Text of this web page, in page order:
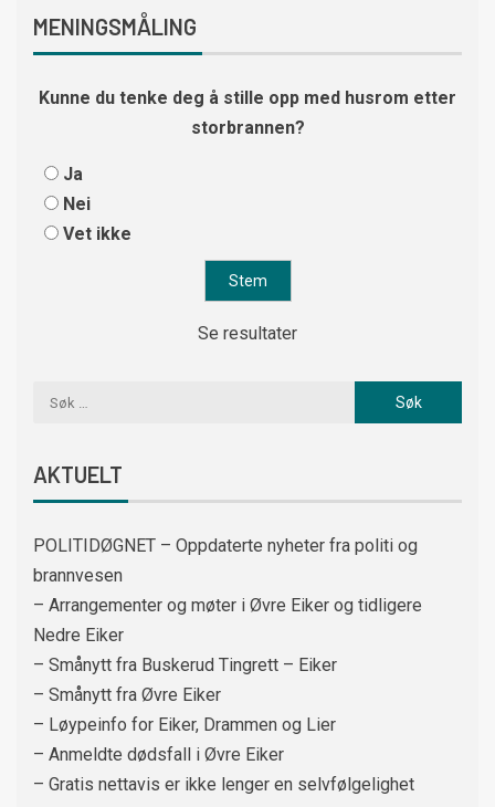
MENINGSMÅLING
Kunne du tenke deg å stille opp med husrom etter
storbrannen?
Ja
Nei
Vet ikke
Se resultater
AKTUELT
POLITIDØGNET – Oppdaterte nyheter fra politi og
brannvesen
– Arrangementer og møter i Øvre Eiker og tidligere
Nedre Eiker
– Smånytt fra Buskerud Tingrett – Eiker
– Smånytt fra Øvre Eiker
– Løypeinfo for Eiker, Drammen og Lier
– Anmeldte dødsfall i Øvre Eiker
– Gratis nettavis er ikke lenger en selvfølgelighet